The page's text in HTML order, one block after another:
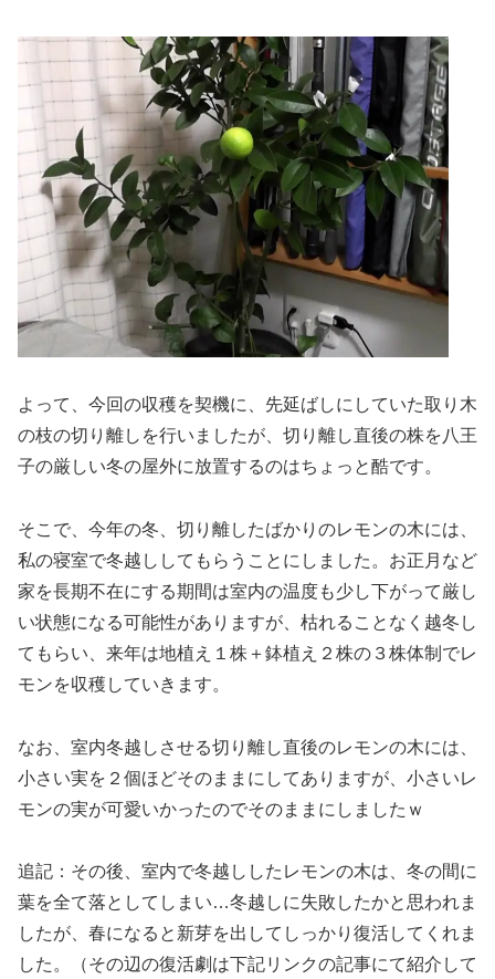
よって、今回の収穫を契機に、先延ばしにしていた取り木
の枝の切り離しを行いましたが、切り離し直後の株を八王
子の厳しい冬の屋外に放置するのはちょっと酷です。
そこで、今年の冬、切り離したばかりのレモンの木には、
私の寝室で冬越ししてもらうことにしました。お正月など
家を長期不在にする期間は室内の温度も少し下がって厳し
い状態になる可能性がありますが、枯れることなく越冬し
てもらい、来年は地植え１株＋鉢植え２株の３株体制でレ
モンを収穫していきます。
なお、室内冬越しさせる切り離し直後のレモンの木には、
小さい実を２個ほどそのままにしてありますが、小さいレ
モンの実が可愛いかったのでそのままにしましたｗ
追記：その後、室内で冬越ししたレモンの木は、冬の間に
葉を全て落としてしまい…冬越しに失敗したかと思われま
したが、春になると新芽を出してしっかり復活してくれま
した。（その辺の復活劇は下記リンクの記事にて紹介して